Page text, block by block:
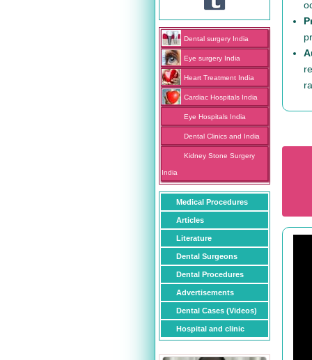
Dental surgery India
Eye surgery India
Heart Treatment India
Cardiac Hospitals India
Eye Hospitals India
Dental Clinics and India
Kidney Stone Surgery
India
Medical Procedures
Articles
Literature
Dental Surgeons
Dental Procedures
Advertisements
Dental Cases (Videos)
Hospital and clinic